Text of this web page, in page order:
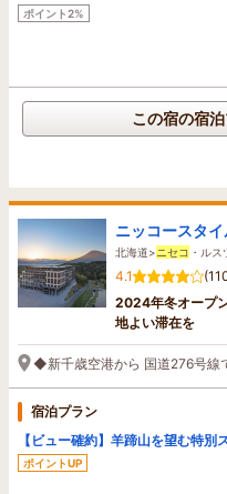
ポイント2%
この宿の宿
ニッコースタ
北海道> ニセコ ・ルス
4.1
2024年冬オープ
地よい滞在を
◆新千歳空港から 国道276号線
宿泊プラン
【ビュー確約】羊蹄山を望む特別
ポイントUP